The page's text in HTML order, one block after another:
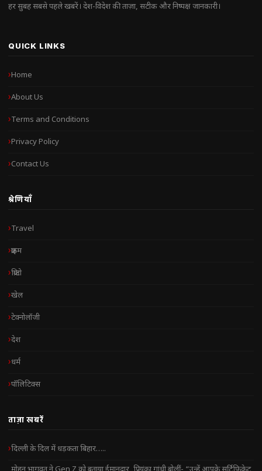
हर सुबह सबसे पहले खबरें। देश-विदेश की ताज़ा, सटीक और निष्पक्ष जानकारी।
QUICK LINKS
Home
About Us
Terms and Conditions
Privacy Policy
Contact Us
श्रेणियाँ
Travel
क्राइम
क्रिप्टो
खेल
टेक्नोलॉजी
देश
धर्म
पॉलिटिक्स
ताज़ा खबरें
दिल्ली के दिल में धड़कता बिहार…..